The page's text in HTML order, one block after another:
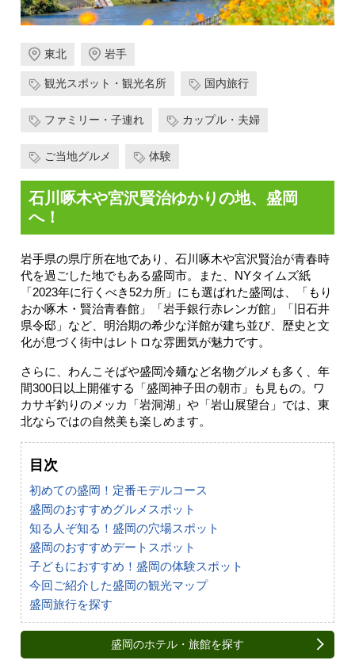
東北 岩手
観光スポット・観光名所 国内旅行
ファミリー・子連れ カップル・夫婦
ご当地グルメ 体験
石川啄木や宮沢賢治ゆかりの地、盛岡
へ！
岩手県の県庁所在地であり、石川啄木や宮沢賢治が青春時
代を過ごした地でもある盛岡市。また、NYタイムズ紙
「2023年に行くべき52カ所」にも選ばれた盛岡は、「もり
おか啄木・賢治青春館」「岩手銀行赤レンガ館」「旧石井
県令邸」など、明治期の希少な洋館が建ち並び、歴史と文
化が息づく街中はレトロな雰囲気が魅力です。
さらに、わんこそばや盛岡冷麺など名物グルメも多く、年
間300日以上開催する「盛岡神子田の朝市」も見もの。ワ
カサギ釣りのメッカ「岩洞湖」や「岩山展望台」では、東
北ならではの自然美も楽しめます。
目次
初めての盛岡！定番モデルコース
盛岡のおすすめグルメスポット
知る人ぞ知る！盛岡の穴場スポット
盛岡のおすすめデートスポット
子どもにおすすめ！盛岡の体験スポット
今回ご紹介した盛岡の観光マップ
盛岡旅行を探す
盛岡のホテル・旅館を探す